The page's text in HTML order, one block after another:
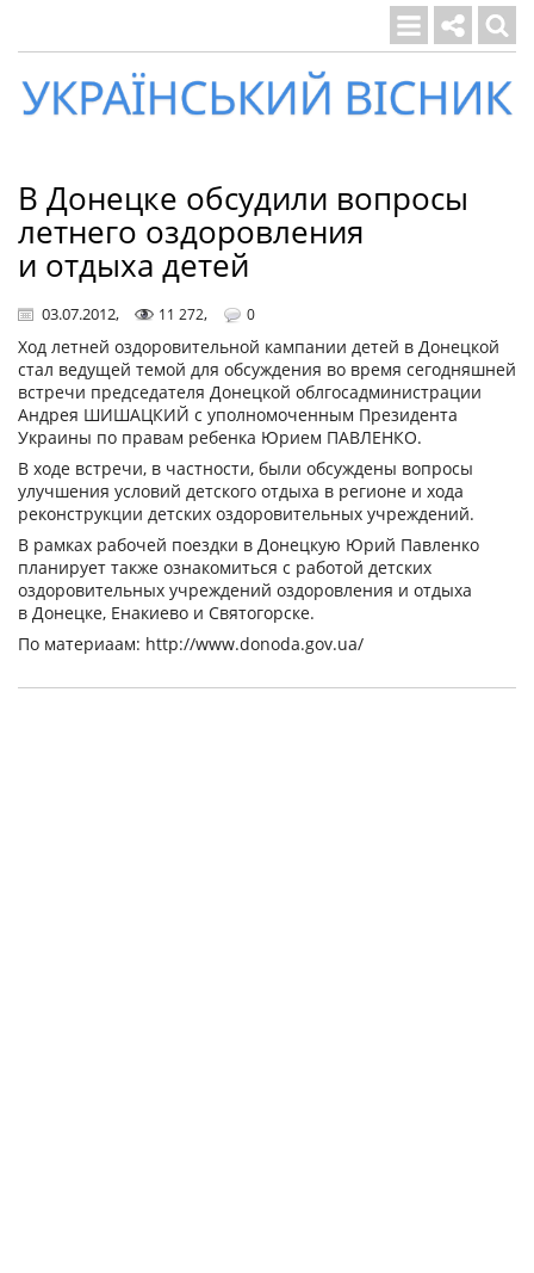
Український
вісник
В Донецке обсудили вопросы
летнего оздоровления
и отдыха детей
03.07.2012, 11 272, 0
Ход летней оздоровительной кампании детей в Донецкой
стал ведущей темой для обсуждения во время сегодняшней
встречи председателя Донецкой облгосадминистрации
Андрея ШИШАЦКИЙ с уполномоченным Президента
Украины по правам ребенка Юрием ПАВЛЕНКО.
В ходе встречи, в частности, были обсуждены вопросы
улучшения условий детского отдыха в регионе и хода
реконструкции детских оздоровительных учреждений.
В рамках рабочей поездки в Донецкую Юрий Павленко
планирует также ознакомиться с работой детских
оздоровительных учреждений оздоровления и отдыха
в Донецке, Енакиево и Святогорске.
По материаам: http://www.donoda.gov.ua/